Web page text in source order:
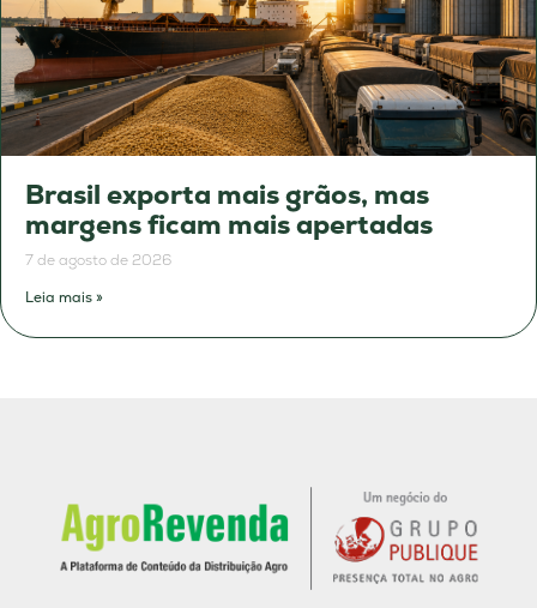
Brasil exporta mais grãos, mas
margens ficam mais apertadas
7 de agosto de 2026
Leia mais »